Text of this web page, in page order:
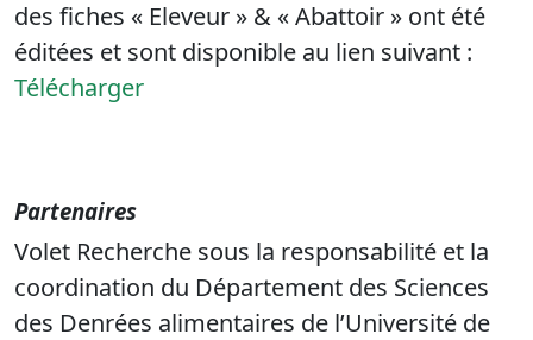
des fiches « Eleveur » & « Abattoir » ont été
éditées et sont disponible au lien suivant :
Télécharger
Partenaires
Volet Recherche sous la responsabilité et la
coordination du Département des Sciences
des Denrées alimentaires de l’Université de